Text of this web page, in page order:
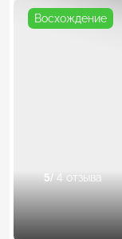
Восхождение
5/ 4 отзыва